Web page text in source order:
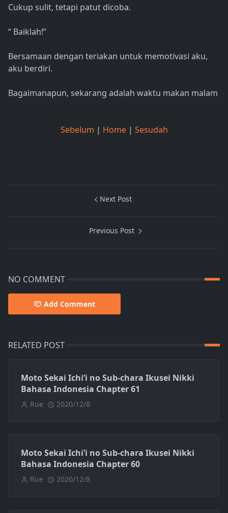
Cukup sulit, tetapi patut dicoba.
“ Baiklah!”
Bersamaan dengan teriakan untuk memotivasi aku,
aku berdiri.
Bagaimanapun, sekarang adalah waktu makan malam
Sebelum | Home | Sesudah
Next Post
Previous Post
NO COMMENT
Add Comment
RELATED POST
Moto Sekai Ichi’i no Sub-chara Ikusei Nikki
Bahasa Indonesia Chapter 61
Rue 2020/12/8
Moto Sekai Ichi’i no Sub-chara Ikusei Nikki
Bahasa Indonesia Chapter 60
Rue 2020/12/8